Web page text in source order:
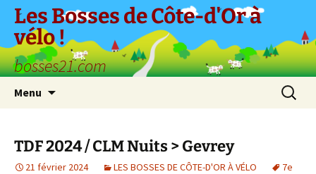
Aller
contenu
Les Bosses de Côte-d'Or à
vélo !
bosses21.com
Menu
TDF 2024 / CLM Nuits > Gevrey
21 février 2024 LES BOSSES DE CÔTE-D'OR À VÉLO
7e